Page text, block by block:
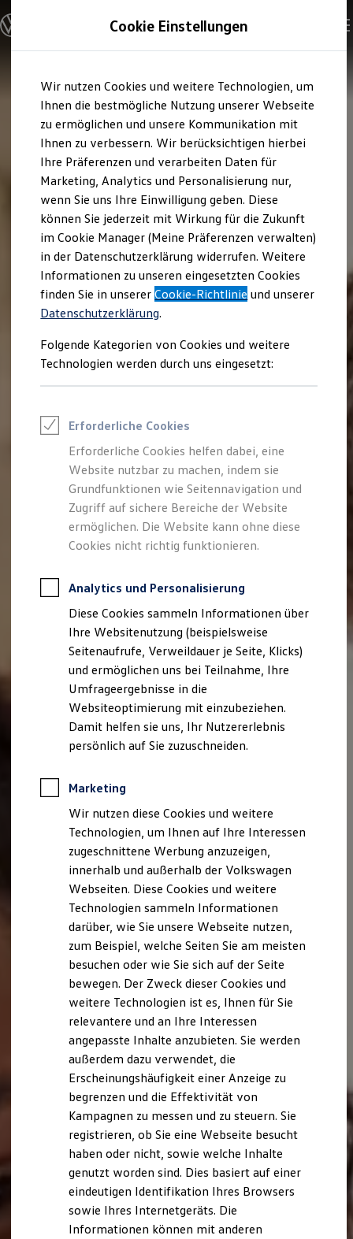
Hauptinhalt
springen
Footer
springen
Modelle und Konfigurator
Konfigurator
Modelle vergleichen
Elektroautos
ENERGY Sondermodelle
Nutzfahrzeuge
SUV und CUV
Familienautos
Kombis
Kompaktwagen
Sportwagen
Schnell verfügbare Fahrzeuge
Angebote und Produkte
Aktuelle Angebote
E-Auto-Förderung
Volkswagen Marktplatz
Die ENERGY Sondermodelle
Junge Gebrauchtwagen und Gebrauchtwagen
Volkswagen Zertifizierte Gebrauchtwagen
Elektromobilität bei Gebrauchtwagen
Saisonangebote
Reifenpakete
Leasing
Leasing-Angebote
Elektroauto Leasing
Kleinwagen-Leasing
Leasing ohne Anzahlung
Finanzierung
Autokredit mit Schlussrate
Versicherungen und Garantien
Kfz-Versicherung
Restschuldversicherungen
Garantien
Professional Class bei Volkswagen
Behörden
Direktkunden
Sonderfahrzeuge
Anpfiff zum Gewinn
Elektromobilität
Elektroautos
ID. Tutorials
Elektrofahrzeugkonzepte
ID. EVERY1
Reichweite
Rekuperation
Laden unterwegs
Laden Zuhause
Ladestationen finden
Ladezeitensimulator
Batterie
Sicherheit
Nachhaltigkeit
Technologie
Kosten und Kauf
Verbrauchskosten
Kaufoptionen
E-Auto-Förderung
Software und Konnektivität
Die ID. Software 6
ID. Software Versionen und Updates
Digitale Extras
Schnittstellen zu Ihrem ID.
Marke und Erlebnis
Volkswagen R und R Experience
R-Modelle
R Experience
Driving Experience
Volkswagen entdecken
Werkbesichtigung
Lifestyle Shop
T-Roc Kollektion
Golf Kollektion
Cookie Einstellungen
Wir nutzen Cookies und weitere Technologien, um
Ihnen die bestmögliche Nutzung unserer Webseite
zu ermöglichen und unsere Kommunikation mit
Ihnen zu verbessern. Wir berücksichtigen hierbei
Ihre Präferenzen und verarbeiten Daten für
Marketing, Analytics und Personalisierung nur,
wenn Sie uns Ihre Einwilligung geben. Diese
können Sie jederzeit mit Wirkung für die Zukunft
im Cookie Manager (Meine Präferenzen verwalten)
in der Datenschutzerklärung widerrufen. Weitere
Informationen zu unseren eingesetzten Cookies
finden Sie in unsererCookie-Richtlinie und unserer
Datenschutzerklärung.
Folgende Kategorien von Cookies und weitere
Technologien werden durch uns eingesetzt:
Erforderliche Cookies
Erforderliche Cookies helfen dabei, eine
Website nutzbar zu machen, indem sie
Grundfunktionen wie Seitennavigation und
Zugriff auf sichere Bereiche der Website
ermöglichen. Die Website kann ohne diese
Cookies nicht richtig funktionieren.
Analytics und Personalisierung
Diese Cookies sammeln Informationen über
Ihre Websitenutzung (beispielsweise
Seitenaufrufe, Verweildauer je Seite, Klicks)
und ermöglichen uns bei Teilnahme, Ihre
Umfrageergebnisse in die
Websiteoptimierung mit einzubeziehen.
Damit helfen sie uns, Ihr Nutzererlebnis
persönlich auf Sie zuzuschneiden.
Marketing
Wir nutzen diese Cookies und weitere
Technologien, um Ihnen auf Ihre Interessen
zugeschnittene Werbung anzuzeigen,
innerhalb und außerhalb der Volkswagen
Webseiten. Diese Cookies und weitere
Technologien sammeln Informationen
darüber, wie Sie unsere Webseite nutzen,
zum Beispiel, welche Seiten Sie am meisten
besuchen oder wie Sie sich auf der Seite
bewegen. Der Zweck dieser Cookies und
weitere Technologien ist es, Ihnen für Sie
relevantere und an Ihre Interessen
angepasste Inhalte anzubieten. Sie werden
außerdem dazu verwendet, die
Erscheinungshäufigkeit einer Anzeige zu
begrenzen und die Effektivität von
Kampagnen zu messen und zu steuern. Sie
registrieren, ob Sie eine Webseite besucht
haben oder nicht, sowie welche Inhalte
genutzt worden sind. Dies basiert auf einer
eindeutigen Identifikation Ihres Browsers
sowie Ihres Internetgeräts. Die
Informationen können mit anderen